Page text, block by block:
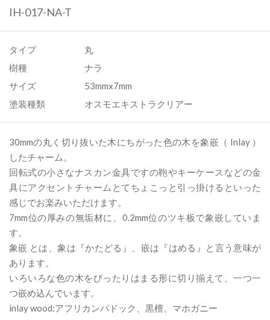
IH-017-NA-T
タイプ
丸
樹種
ナラ
サイズ
53mmx7mm
塗装種類
オスモエキストラクリアー
30mmの丸く切り抜いた木にちがった色の木を象嵌（ Inlay ）
したチャーム。
回転式の小さなナスカン金具ですの鞄やキーケースなどの金
具にアクセントチャームとてちょこっと引っ掛けるといった
感じでお楽みいただけます。
7mm位の厚みの無垢材に、0.2mm位のツキ板で象嵌していま
す。
象嵌 とは、象は『かたどる』、嵌は『はめる』と言う意味が
あります。
いろいろな色の木をぴったりはまる形に切り揃えて、一つ一
つ嵌め込んでいます。
inlay wood:アフリカンパドック、黒檀、マホガニー